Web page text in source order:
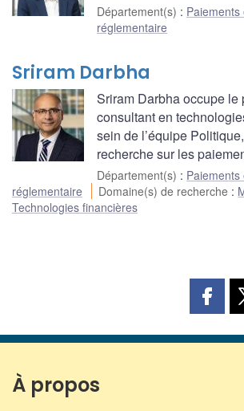
Département(s) : Paiements
réglementaire
Sriram Darbha
Sriram Darbha occupe le
consultant en
sein de l’équipe
recherche sur les
Département(s) : Paiements
réglementaire
Domaine(s) de recherche :
Technologies financières
page
À propos